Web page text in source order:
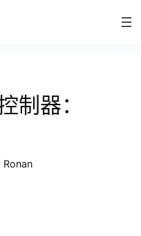
制器：
Ronan